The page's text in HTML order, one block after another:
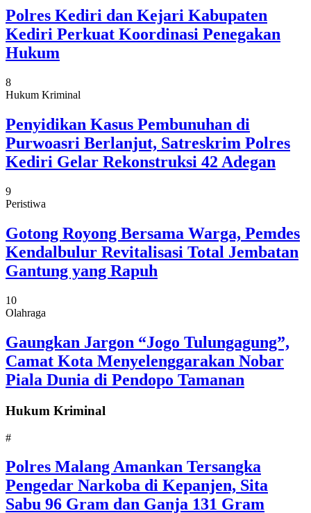
Polres Kediri dan Kejari Kabupaten
Kediri Perkuat Koordinasi Penegakan
Hukum
8
Hukum Kriminal
Penyidikan Kasus Pembunuhan di
Purwoasri Berlanjut, Satreskrim Polres
Kediri Gelar Rekonstruksi 42 Adegan
9
Peristiwa
Gotong Royong Bersama Warga, Pemdes
Kendalbulur Revitalisasi Total Jembatan
Gantung yang Rapuh
10
Olahraga
Gaungkan Jargon “Jogo Tulungagung”,
Camat Kota Menyelenggarakan Nobar
Piala Dunia di Pendopo Tamanan
Hukum Kriminal
#
Polres Malang Amankan Tersangka
Pengedar Narkoba di Kepanjen, Sita
Sabu 96 Gram dan Ganja 131 Gram